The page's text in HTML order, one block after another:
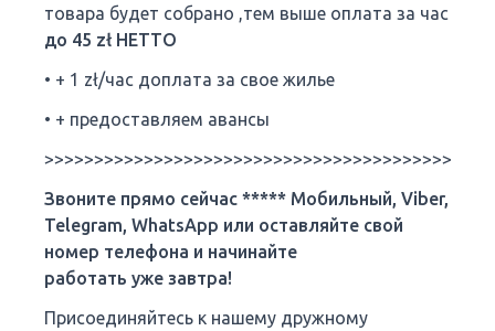
товара будет собрано ,тем выше оплата за час
до 45 zł НЕТТО
• + 1 zł/час доплата за свое жилье
• + предоставляем авансы
Звоните прямо сейчас ***** Мобильный, Viber,
Telegram, WhatsApp или оставляйте свой
номер телефона и начинайте
работать уже завтра!
Присоединяйтесь к нашему дружному